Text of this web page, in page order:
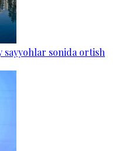
sayyohlar sonida ortish